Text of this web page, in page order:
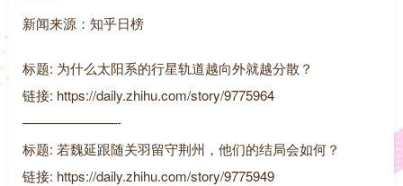
新闻来源：知乎日榜
标题: 为什么太阳系的行星轨道越向外就越分散？
链接: https://daily.zhihu.com/story/9775964
———————-
标题: 若魏延跟随关羽留守荆州，他们的结局会如何？
链接: https://daily.zhihu.com/story/9775949